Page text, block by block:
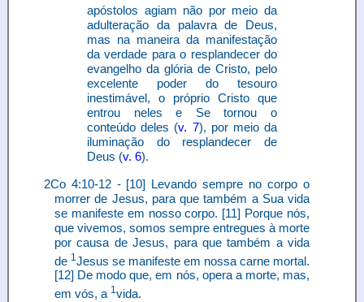
apóstolos agiam não por meio da
adulteração da palavra de Deus,
mas na maneira da manifestação
da verdade para o resplandecer do
evangelho da glória de Cristo, pelo
excelente poder do tesouro
inestimável, o próprio Cristo que
entrou neles e Se tornou o
conteúdo deles (v. 7), por meio da
iluminação do resplandecer de
Deus (v. 6).
2Co 4:10-12 - [10] Levando sempre no corpo o
morrer de Jesus, para que também a Sua vida
se manifeste em nosso corpo. [11] Porque nós,
que vivemos, somos sempre entregues à morte
por causa de Jesus, para que também a vida
de 1 Jesus se manifeste em nossa carne mortal.
[12] De modo que, em nós, opera a morte, mas,
em vós, a 1vida.